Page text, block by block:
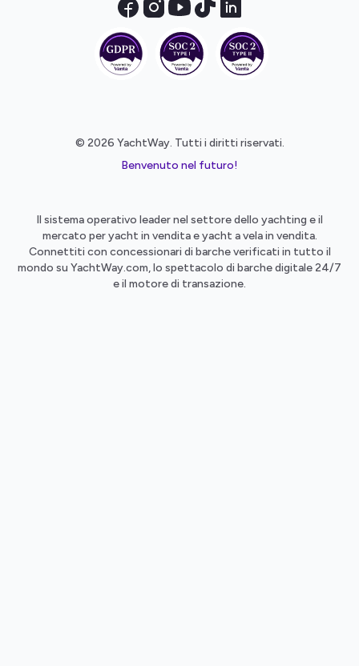
© 2026 YachtWay. Tutti i diritti riservati.
Benvenuto nel futuro!
Il sistema operativo leader nel settore dello yachting e il
mercato per yacht in vendita e yacht a vela in vendita.
Connettiti con concessionari di barche verificati in tutto il
mondo su YachtWay.com, lo spettacolo di barche digitale 24/7
e il motore di transazione.